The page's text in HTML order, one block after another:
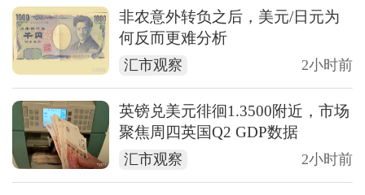
非农意外转负之后，美元/日元为
何反而更难分析
汇市观察 2小时前
英镑兑美元徘徊1.3500附近，市场
聚焦周四英国Q2 GDP数据
汇市观察 2小时前